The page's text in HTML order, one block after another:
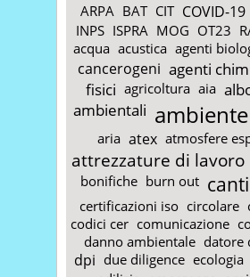
ARPA BAT CIT COVID-19
INPS ISPRA MOG OT23
acqua acustica agenti
cancerogeni agenti
fisici agricoltura aia
ambientali ambiente
aria atex atmosfere
attrezzature di lavoro
bonifiche burn out
certificazioni iso circolare
codici cer comunicazione
danno ambientale datore
dpi due diligence ecologia